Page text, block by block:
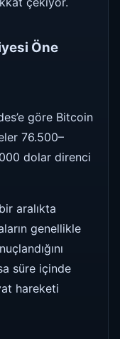
Öne
göre Bitcoin
76.500–
dolar direnci
aralıkta
genellikle
süre içinde
hareketi